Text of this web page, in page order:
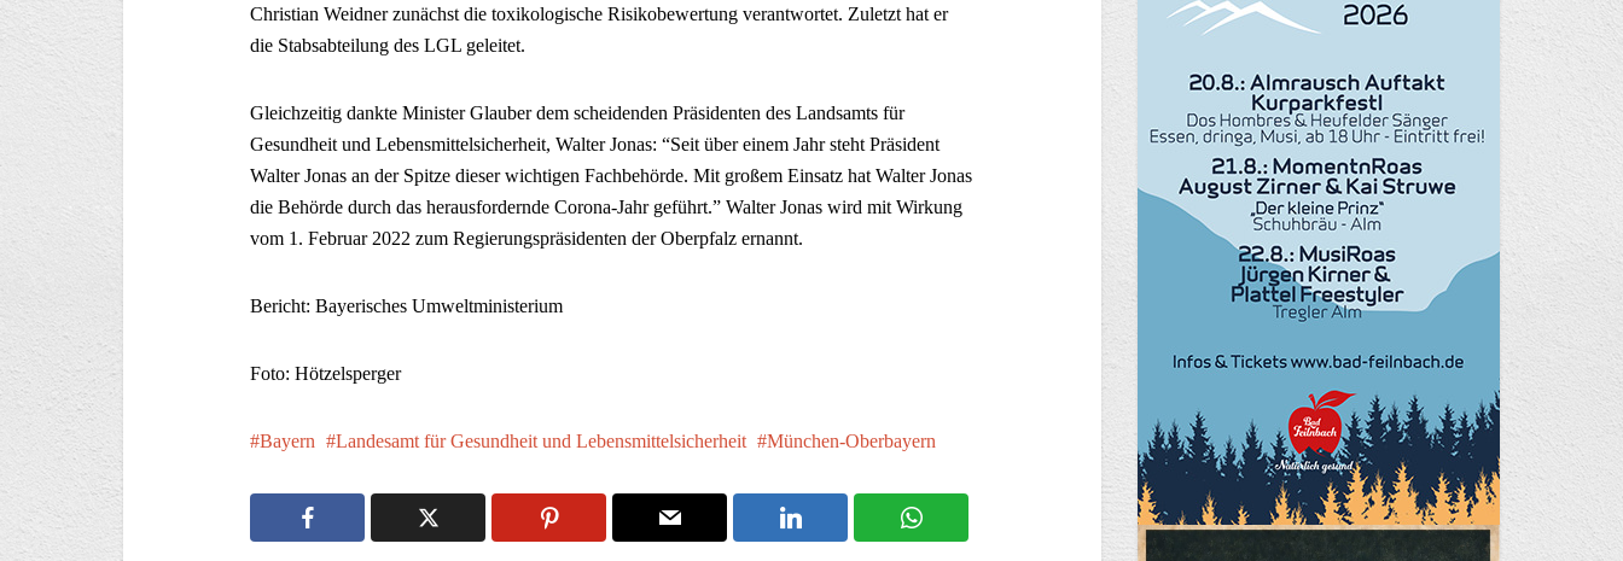
Christian Weidner zunächst die toxikologische Risikobewertung verantwortet. Zuletzt hat er
die Stabsabteilung des LGL geleitet.
Gleichzeitig dankte Minister Glauber dem scheidenden Präsidenten des Landsamts für
Gesundheit und Lebensmittelsicherheit, Walter Jonas: “Seit über einem Jahr steht Präsident
Walter Jonas an der Spitze dieser wichtigen Fachbehörde. Mit großem Einsatz hat Walter Jonas
die Behörde durch das herausfordernde Corona-Jahr geführt.” Walter Jonas wird mit Wirkung
vom 1. Februar 2022 zum Regierungspräsidenten der Oberpfalz ernannt.
Bericht: Bayerisches Umweltministerium
Foto: Hötzelsperger
Bayern Landesamt für Gesundheit und Lebensmittelsicherheit München-Oberbayern